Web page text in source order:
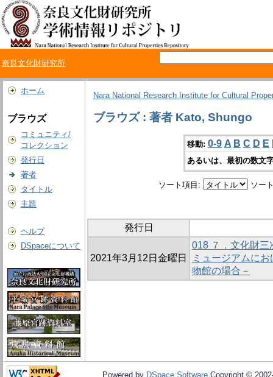
奈良文化財研究所
ホーム
ブラウズ
コミュニティ/
コレクション
発行日
著者
タイトル
主題
ヘルプ
DSpaceについて
Nara National Research Institute for Cultural
ブラウズ : 著者 Kato, Shungo
移動: 0-9 A B C D E
あるいは、最初の数文
ソート項目: ソー
発行日
2021年3月12日金曜日
018 ７．文化財三
ミュージアムに
物館の場合－
Powered by DSpace Software Copyright ©